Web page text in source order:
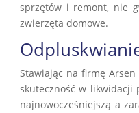
sprzętów i remont, nie
zwierzęta domowe.
Stawiając na firmę
skuteczność w likwidacji
najnowocześniejszą a